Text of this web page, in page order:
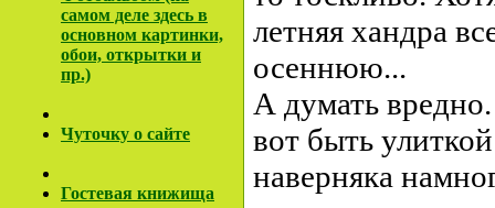
самом деле здесь в
основном картинки,
обои, открытки и
пр.)
Чуточку о сайте
Гостевая книжища
летняя хандра
осеннюю...
А думать
вот быть
наверняка